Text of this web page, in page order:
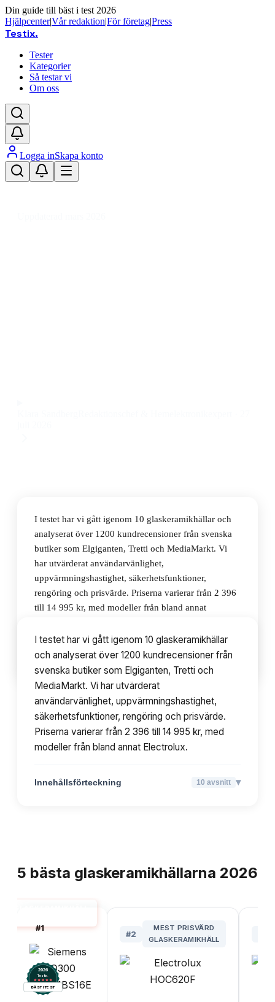
Din guide till bäst i test 2026
Hjälpcenter|Vår redaktion|För företag|Press
Testix.
Tester
Kategorier
Så testar vi
Om oss
Logga inSkapa konto
I testet har vi gått igenom 10 glaskeramikhällar och
analyserat över 1200 kundrecensioner från svenska
butiker som Elgiganten, Tretti och MediaMarkt. Vi
har utvärderat användarvänlighet,
uppvärmningshastighet, säkerhetsfunktioner,
rengöring och prisvärde. Priserna varierar från 2 396
till 14 995 kr, med modeller från bland annat
Innehållsförteckning 10avsnitt
I testet har vi gått igenom 10 glaskeramikhällar
och analyserat över 1200 kundrecensioner från
svenska butiker som Elgiganten, Tretti och
MediaMarkt. Vi har utvärderat
användarvänlighet, uppvärmningshastighet,
säkerhetsfunktioner, rengöring och prisvärde.
Priserna varierar från 2 396 till 14 995 kr, med
modeller från bland annat Electrolux.
Innehållsförteckning 10 avsnitt ▾
5 bästa glaskeramikhällarna 2026
#1
2026
Testix.
BÄST I TEST
#2
MEST PRISVÄRD
GLASKERAMIKHÄLL